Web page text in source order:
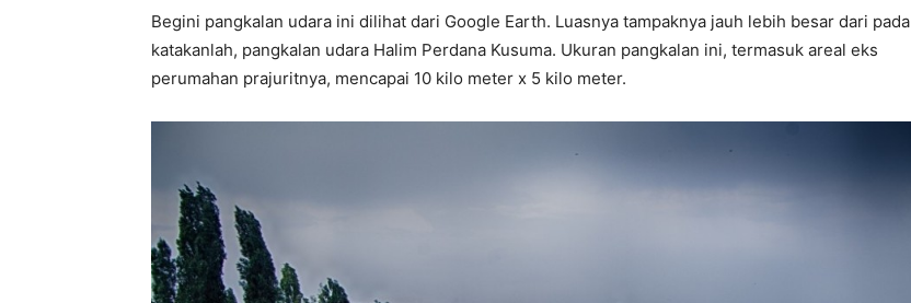
Begini pangkalan udara ini dilihat dari Google Earth. Luasnya tampaknya jauh lebih besar dari pada
katakanlah, pangkalan udara Halim Perdana Kusuma. Ukuran pangkalan ini, termasuk areal eks
perumahan prajuritnya, mencapai 10 kilo meter x 5 kilo meter.